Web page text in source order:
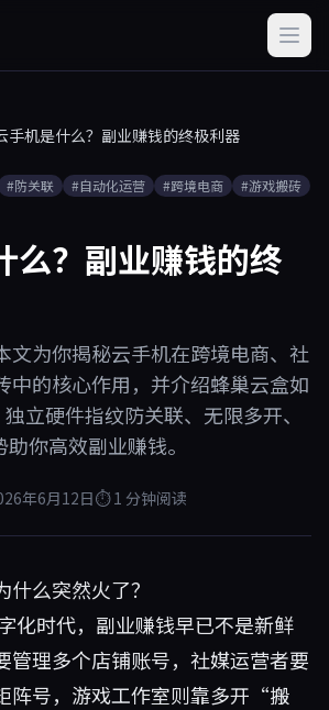
手机是什么？副业赚钱的终极利器
#防关联 #自动化运营 #跨境电商
#游戏搬砖
么？副业赚钱的终
文为你揭秘云手机在跨境电商、社
中的核心作用，并介绍蜂巢云盒如
立硬件指纹防关联、无限多开、
你高效副业赚钱。
年6月12日⏱ 1 分钟阅读
么突然火了？
化时代，副业赚钱早已不是新鲜
管理多个店铺账号，社媒运营者要
阵号，游戏工作室则靠多开“搬